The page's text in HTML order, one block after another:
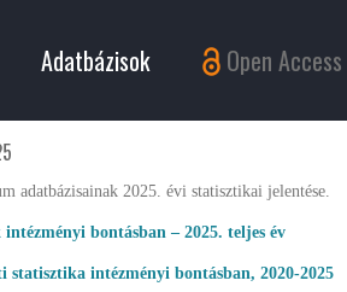
Adatbázisok Open Access
adatbázisainak 2025. évi statisztikai jelentése.
bontásban – 2025. teljes év
statisztika intézményi bontásban, 2020-2025